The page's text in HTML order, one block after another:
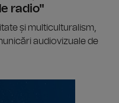
radio"
și multiculturalism,
audiovizuale de